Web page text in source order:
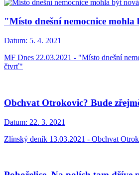
"Místo dnešní nemocnice
Datum: 5. 4. 2021
MF Dnes 22.03.2021 - "Místo dnešní
čtvrť"
Obchvat Otrokovic? Bude
Datum: 22. 3. 2021
Zlínský deník 13.03.2021 - Obchvat